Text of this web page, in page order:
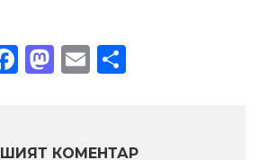
Facebook
Mastodon
Email
КОМЕНТАР